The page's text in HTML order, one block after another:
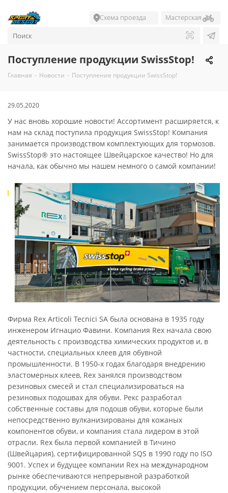
Схема проезда Мастерская
Поступление продукции SwissStop!
Главная - Новости - Поступление продукции SwissStop!
29.05.2020
У нас вновь хорошие новости! Ассортимент расширяется, к
нам на склад поступила продукция SwissStop! Компания
занимается производством комплектующих для тормозов.
SwissStop® это настоящее Швейцарское качество! Но для
начала, как обычно мы нашем немного о самой компании!
Фирма Rex Articoli Tecnici SA была основана в 1935 году
инженером Игнацио Фавини. Компания Rex начала свою
деятельность с производства химических продуктов и, в
частности, специальных клеев для обувной
промышленности. В 1950-х годах благодаря внедрению
эластомерных клеев, Rex занялся производством
резиновых смесей и стал специализироваться на
резиновых подошвах для обуви. Рекс разработал
собственные составы для подошв обуви, которые были
непосредственно вулканизированы для кожаных
компонентов обуви, и компания стала лидером в этой
отрасли. Rex была первой компанией в Тичино
(Швейцария), сертифицированной SQS в 1990 году по ISO
9001. Успех и будущее компании Rex на международном
рынке обеспечиваются непрерывной разработкой
продукции, обучением персонала, высокой